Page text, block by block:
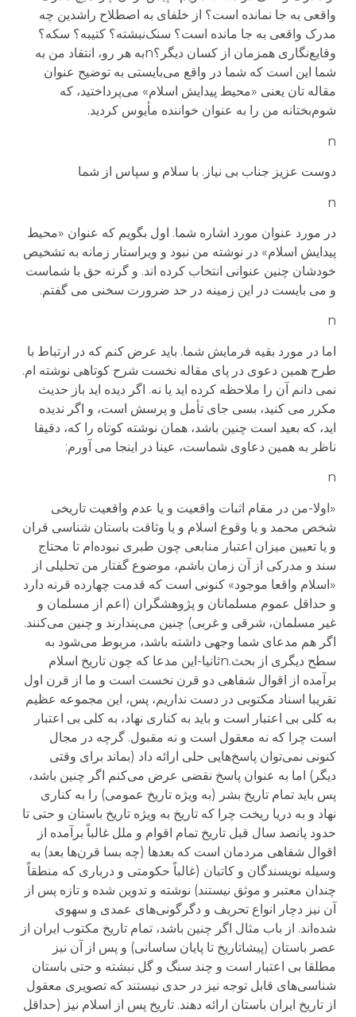
واقعی به جا نمانده است؟ از خلفای به اصطلاح راشدین چه
مدرک واقعی به جا مانده است؟ سنک‌نبشته؟ کتیبه؟ سکه؟
وقایع‌نگاری همزمان از کسان دیگر؟nبه هر رو، انتقاد من به
شما این است که شما در واقع می‌بایستی به توضیح عنوان
مقاله تان یعنی «محیط پیدایش اسلام» می‌پرداختید، که
شوم‌بختانه من را به عنوان خواننده مأیوس کردید.
n
دوست عزیز جناب بی نیاز. با سلام و سپاس از شما
n
در مورد عنوان مورد اشاره شما. اول بگویم که عنوان «محیط
پیدایش اسلام» در نوشته من نبود و ویراستار زمانه به تشخیص
خودشان چنین عنوانی انتخاب کرده اند. و گرنه حق با شماست
و می بایست در این زمینه در حد ضرورت سخنی می گفتم.
n
اما در مورد بقیه فرمایش شما. باید عرض کنم که در ارتباط با
طرح همین دعوی در پای مقاله نخست شرح کوتاهی نوشته ام.
نمی دانم آن را ملاحظه کرده اید یا نه. اگر دیده اید باز حدیث
مکرر می کنید، بسی جای تأمل و پرسش است، و اگر ندیده
اید، که بعید است چنین باشد، همان نوشته کوتاه را که، دقیقا
ناظر به همین دعاوی شماست، عینا در اینجا می آورم:
n
«اولا-من در مقام اثبات واقعیت و یا عدم واقعیت تاریخی
شخص محمد و یا وقوع اسلام و یا وثاقت باستان شناسی قران
و یا تعیین میزان اعتبار منابعی چون طبری نبوده‌ام تا محتاج
سند و مدرکی از آن زمان باشم، موضوع گفتار من تحلیلی از
«اسلام واقعا موجود» کنونی است که قدمت چهارده قرنه دارد
و حداقل عموم مسلمانان و پژوهشگران (اعم از مسلمان و
غیر مسلمان، شرقی و غربی) چنین می‌پندارند و چنین می‌کنند.
اگر هم مدعای شما وجهی داشته باشد، مربوط می‌شود به
سطح دیگری از بحث.nثانیا-این مدعا که چون تاریخ اسلام
برآمده از اقوال شفاهی دو قرن نخست است و ما از قرن اول
تقریبا اسناد مکتوبی در دست نداریم، پس، این مجموعه عظیم
به کلی بی اعتبار است و باید به کناری نهاد، به کلی بی اعتبار
است چرا که نه معقول است و نه مقبول. گرچه در مجال
کنونی نمی‌توان پاسخ‌هایی حلی ارائه داد (بماند برای وقتی
دیگر) اما به عنوان پاسخ نقضی عرض می‌کنم اگر چنین باشد،
پس باید تمام تاریخ بشر (به ویژه تاریخ عمومی) را به کناری
نهاد و به دریا ریخت چرا که تاریخ به ویژه تاریخ باستان و حتی تا
حدود پانصد سال قبل تاریخ تمام اقوام و ملل غالباً برآمده از
اقوال شفاهی مردمان است که بعدها (چه بسا قرن‌ها بعد) به
وسیله نویسندگان و کاتبان (غالباً حکومتی و درباری که منطقاً
چندان معتبر و موثق نیستند) نوشته و تدوین شده و تازه پس از
آن نیز دچار انواع تحریف و دگرگونی‌های عمدی و سهوی
شده‌اند. از باب مثال اگر چنین باشد، تمام تاریخ مکتوب ایران از
عصر باستان (پیشاتاریخ تا پایان ساسانی) و پس از آن نیز
مطلقا بی اعتبار است و چند سنگ و گل نبشته و حتی باستان
شناسی‌های قابل توجه نیز در حدی نیستند که تصویری معقول
از تاریخ ایران باستان ارائه دهند. تاریخ پس از اسلام نیز (حداقل